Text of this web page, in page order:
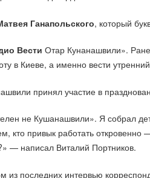
Ганапольского, который
Вести Отар Кунанашвили».
в Киеве, а именно вести
принял участие в
не Кушанашвили». Я собрал
привык работать откровенно
— написал Виталий Портников.
из последних интервью